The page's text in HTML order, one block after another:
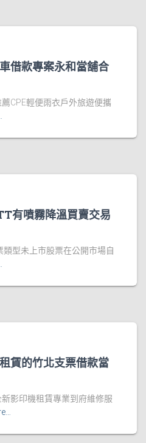
借款專案永和當舖合
CPE輕便雨衣戶外旅遊便攜
有噴霧降溫買賣交易
型未上市股票在公開市場自
賃的竹北支票借款當
影印機租賃專業到府維修服